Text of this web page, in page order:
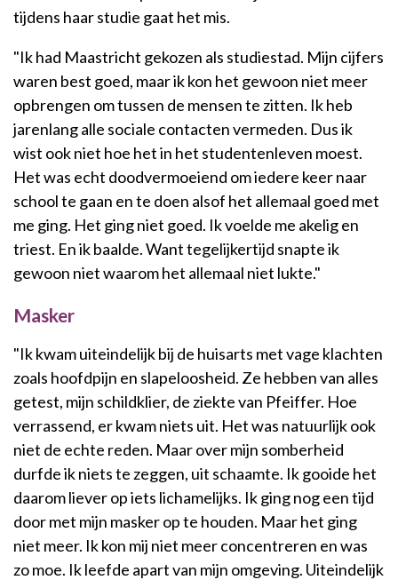
tijdens haar studie gaat het mis.
"Ik had Maastricht gekozen als studiestad. Mijn cijfers
waren best goed, maar ik kon het gewoon niet meer
opbrengen om tussen de mensen te zitten. Ik heb
jarenlang alle sociale contacten vermeden. Dus ik
wist ook niet hoe het in het studentenleven moest.
Het was echt doodvermoeiend om iedere keer naar
school te gaan en te doen alsof het allemaal goed met
me ging. Het ging niet goed. Ik voelde me akelig en
triest. En ik baalde. Want tegelijkertijd snapte ik
gewoon niet waarom het allemaal niet lukte."
Masker
"Ik kwam uiteindelijk bij de huisarts met vage klachten
zoals hoofdpijn en slapeloosheid. Ze hebben van alles
getest, mijn schildklier, de ziekte van Pfeiffer. Hoe
verrassend, er kwam niets uit. Het was natuurlijk ook
niet de echte reden. Maar over mijn somberheid
durfde ik niets te zeggen, uit schaamte. Ik gooide het
daarom liever op iets lichamelijks. Ik ging nog een tijd
door met mijn masker op te houden. Maar het ging
niet meer. Ik kon mij niet meer concentreren en was
zo moe. Ik leefde apart van mijn omgeving. Uiteindelijk